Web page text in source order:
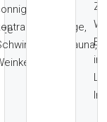
Ruhelage,
Sauna,
etc..
in